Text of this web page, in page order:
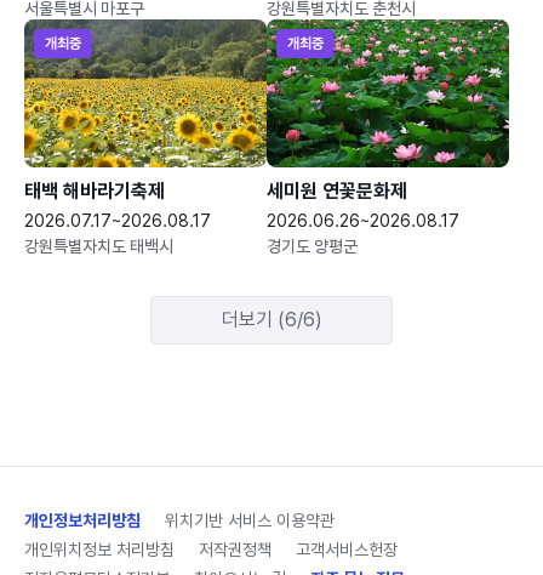
서울특별시 마포구
강원특별자치도 춘천시
개최중
태백 해바라기축제
2026.07.17~2026.08.17
강원특별자치도 태백시
개최중
세미원 연꽃문화제
2026.06.26~2026.08.17
경기도 양평군
더보기 (6/6)
개인정보처리방침
위치기반 서비스 이용약관
개인위치정보 처리방침
저작권정책
고객서비스헌장